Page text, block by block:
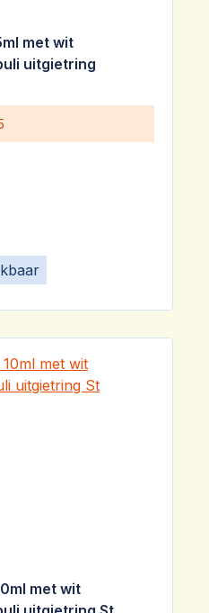
met wit
uitgietring
met wit